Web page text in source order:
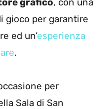
gioco per garantire
ed un’esperienza
.
per
Sala di San